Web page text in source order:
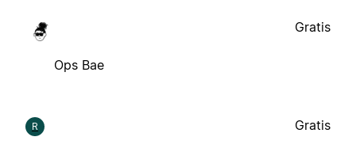
Ops Bae
Gratis
R Gratis